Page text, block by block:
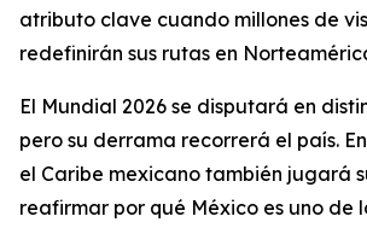
atributo clave cuando millones de
redefinirán sus rutas en
El Mundial 2026 se disputará en
pero su derrama recorrerá el país.
el Caribe mexicano también jugará
reafirmar por qué México es uno de